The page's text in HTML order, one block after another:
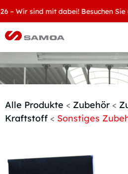
Wir sind mit dabei! Besuchen Sie
Kontakt
Alle Produkte < Zubehör <
Kraftstoff < Sonstiges